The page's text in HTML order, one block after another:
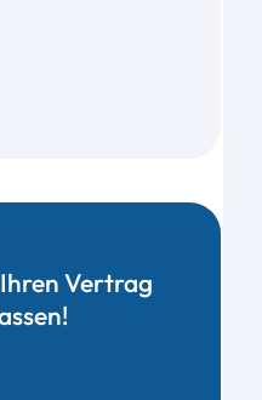
Vertrag